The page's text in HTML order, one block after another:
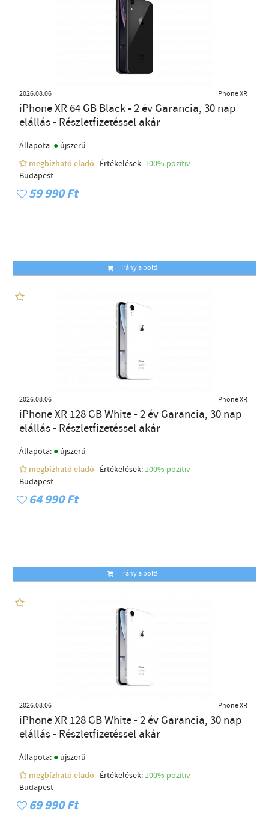
2026.08.06 iPhone XR
iPhone XR 64 GB Black - 2 év Garancia, 30 nap
elállás - Részletfizetéssel akár
Állapota: ● újszerű
megbízható eladó
Értékelések: 100% pozítiv
Budapest
59 990 Ft
Irány a bolt!
2026.08.06 iPhone XR
iPhone XR 128 GB White - 2 év Garancia, 30 nap
elállás - Részletfizetéssel akár
Állapota: ● újszerű
megbízható eladó
Értékelések: 100% pozítiv
Budapest
64 990 Ft
Irány a bolt!
2026.08.06 iPhone XR
iPhone XR 128 GB White - 2 év Garancia, 30 nap
elállás - Részletfizetéssel akár
Állapota: ● újszerű
megbízható eladó
Értékelések: 100% pozítiv
Budapest
69 990 Ft